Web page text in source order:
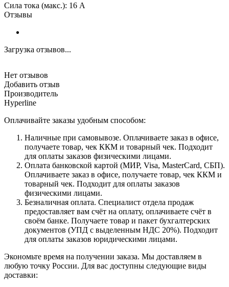
Сила тока (макс.): 16 А
Отзывы
Загрузка отзывов...
Нет отзывов
Добавить отзыв
Производитель
Hyperline
Оплачивайте заказы удобным способом:
Наличные при самовывозе. Оплачиваете заказ в офисе,
получаете товар, чек ККМ и товарный чек. Подходит
для оплаты заказов физическими лицами.
Оплата банковской картой (МИР, Visa, MasterCard, СБП).
Оплачиваете заказ в офисе, получаете товар, чек ККМ и
товарный чек. Подходит для оплаты заказов
физическими лицами.
Безналичная оплата. Специалист отдела продаж
предоставляет вам счёт на оплату, оплачиваете счёт в
своём банке. Получаете товар и пакет бухгалтерских
документов (УПД с выделенным НДС 20%). Подходит
для оплаты заказов юридическими лицами.
Экономьте время на получении заказа. Мы доставляем в
любую точку России. Для вас доступны следующие виды
доставки: